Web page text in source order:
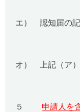
エ） 認知届の
オ） 上記（ア
５ 申請人を